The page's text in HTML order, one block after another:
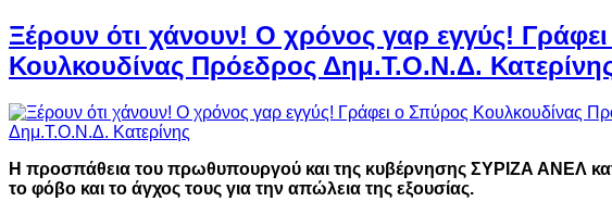
Ξέρουν ότι χάνουν! Ο χρόνος γαρ εγγύς!
Κουλκουδίνας Πρόεδρος Δημ.Τ.Ο.Ν.Δ.
Η προσπάθεια του πρωθυπουργού και της κυβέρνησης ΣΥΡΙΖΑ ΑΝΕΛ
το φόβο και το άγχος τους για την απώλεια της εξουσίας.